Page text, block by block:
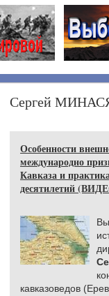
Сергей
Особенности
международно
Кавказа и
десятилетий
кавказоведов